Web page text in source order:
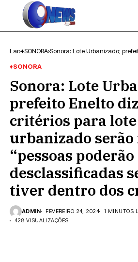
Lar ♦SONORA Sonora: Lote Urbanizado;
♦SONORA
Sonora: Lote
prefeito Enelto
critérios para lote
urbanizado
“pessoas
desclassificadas
tiver dentro dos
ADMIN FEVEREIRO 24, 2024
1 MINUTOS
428 VISUALIZAÇÕES